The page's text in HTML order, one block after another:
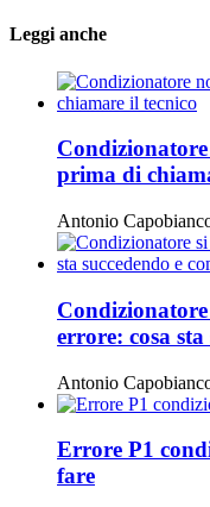
Leggi anche
prima di
Antonio
Condizionatore
errore: cosa sta
Antonio
Errore P1
fare